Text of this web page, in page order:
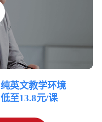
纯英文教学环境
低至13.8元/课